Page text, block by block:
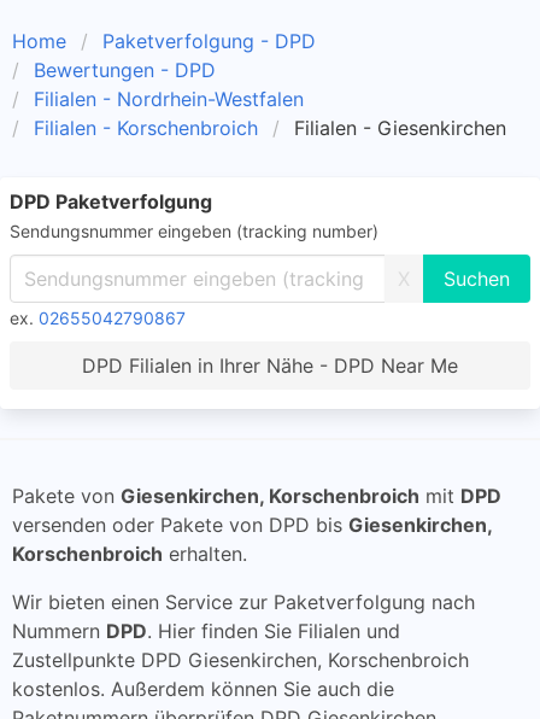
Home
Paketverfolgung - DPD
Bewertungen - DPD
Filialen - Nordrhein-Westfalen
Filialen - Korschenbroich
Filialen - Giesenkirchen
DPD Paketverfolgung
Sendungsnummer eingeben (tracking number)
X
ex. 02655042790867
DPD Filialen in Ihrer Nähe - DPD Near Me
Pakete von Giesenkirchen, Korschenbroich mit DPD
versenden oder Pakete von DPD bis Giesenkirchen,
Korschenbroich erhalten.
Wir bieten einen Service zur Paketverfolgung nach
Nummern DPD. Hier finden Sie Filialen und
Zustellpunkte DPD Giesenkirchen, Korschenbroich
kostenlos. Außerdem können Sie auch die